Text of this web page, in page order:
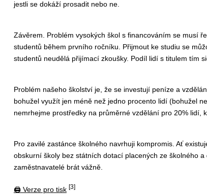
jestli se dokáží prosadit nebo ne.
Závěrem. Problém vysokých škol s financováním se musí
studentů během prvního ročníku. Přijmout ke studiu se
studentů neudělá přijímací zkoušky. Podíl lidí s titulem tím
Problém našeho školství je, že se investují peníze a
bohužel využít jen méně než jedno procento lidí (bohužel
nemrhejme prostředky na průměrné vzdělání pro 20% lidí,
Pro zavilé zastánce školného navrhuji kompromis. Ať
obskurní školy bez státních dotací placených ze školného
zaměstnavatelé brát vážně.
🖨 Verze pro tisk [3]